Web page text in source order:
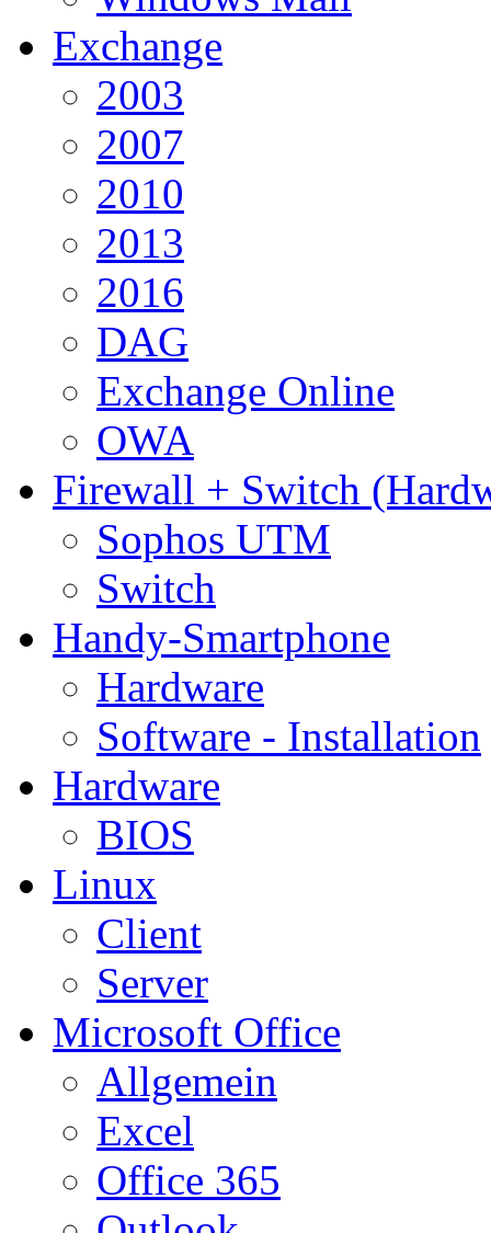
Exchange
2003
2007
2010
2013
2016
DAG
Exchange Online
OWA
Firewall + Switch
Sophos UTM
Switch
Handy-Smartphone
Hardware
Software - Installation
Hardware
BIOS
Linux
Client
Server
Microsoft Office
Allgemein
Excel
Office 365